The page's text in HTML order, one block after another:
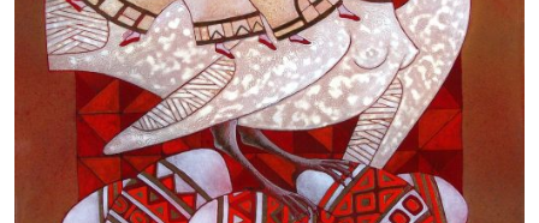
БАЙЦАЕВА ЛЮДМИЛА